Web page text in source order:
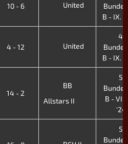
10 - 6
United
B - IX.
4 - 12
United
4.
B - IX.
14 - 2
BB
Allstars II
5.
B -
'24
5.